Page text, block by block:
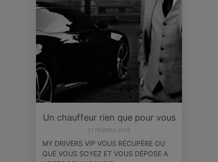
Un chauffeur rien que pour vous
21 FÉVRIER 2018
MY DRIVERS VIP VOUS RÉCUPÈRE OU
QUE VOUS SOYEZ ET VOUS DÉPOSE A